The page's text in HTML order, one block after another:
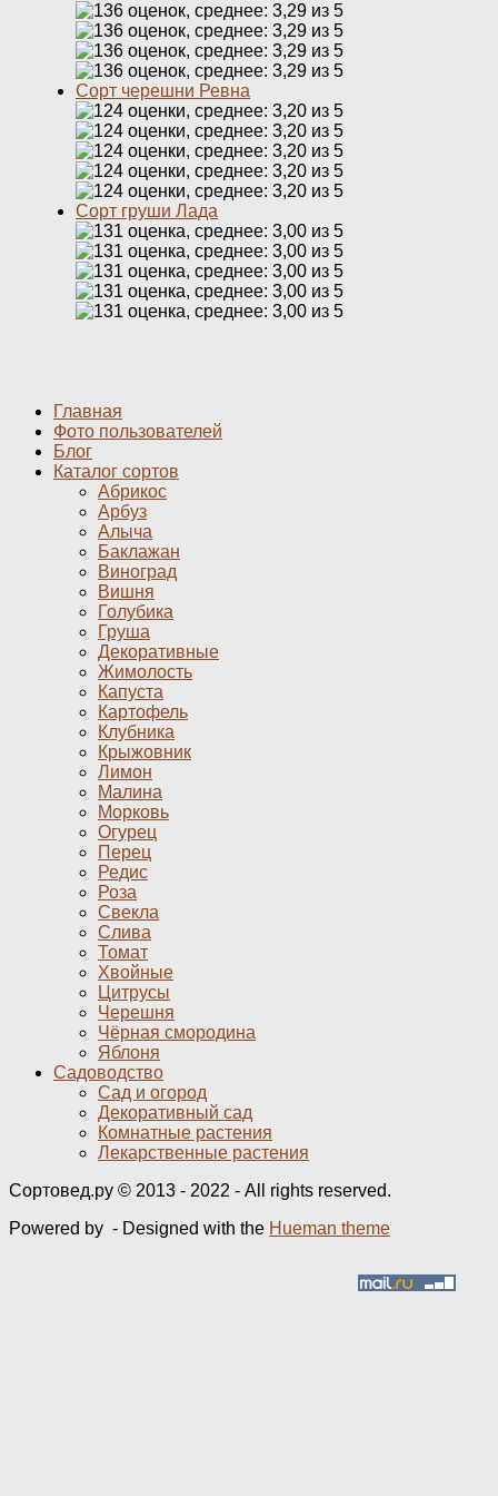
Сорт черешни Ревна
Сорт груши Лада
Главная
Фото пользователей
Блог
Каталог сортов
Абрикос
Арбуз
Алыча
Баклажан
Виноград
Вишня
Голубика
Груша
Декоративные
Жимолость
Капуста
Картофель
Клубника
Крыжовник
Лимон
Малина
Морковь
Огурец
Перец
Редис
Роза
Свекла
Слива
Томат
Хвойные
Цитрусы
Черешня
Чёрная смородина
Яблоня
Садоводство
Сад и огород
Декоративный сад
Комнатные растения
Лекарственные растения
Сортовед.ру © 2013 - 2022 - All rights reserved.
Powered by - Designed with the Hueman theme